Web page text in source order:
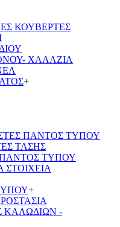
ΚΟΥΒΕΡΤΕΣ
ΧΑΛΑΖΙΑ
+
ΠΑΝΤΟΣ ΤΥΠΟΥ
ΤΑΣΗΣ
ΤΥΠΟΥ
+
-